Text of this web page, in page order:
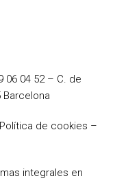
06 04 52– C. de
Barcelona
Política de cookies –
integrales en